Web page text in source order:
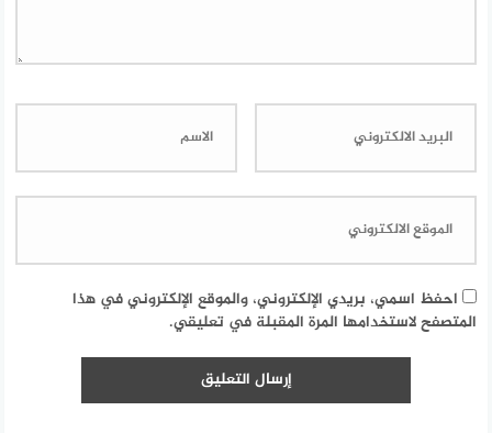
احفظ اسمي، بريدي الإلكتروني، والموقع الإلكتروني في هذا
المتصفح لاستخدامها المرة المقبلة في تعليقي.